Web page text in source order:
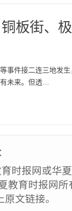
板街、
事件接二连三地发
未来。但透…
时报网或华
教育时报网
文链接。